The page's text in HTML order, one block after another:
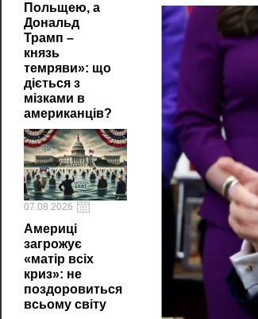
Польщею, а
Дональд
Трамп –
князь
темряви»: що
діється з
мізками в
американців?
07.08.2026
Америці
загрожує
«матір всіх
криз»: не
поздоровиться
всьому світу